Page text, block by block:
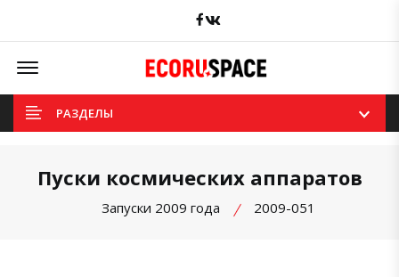
Facebook
Offcanvas Menu Open
РАЗДЕЛЫ
Пуски космических аппаратов
Запуски 2009 года 2009-051